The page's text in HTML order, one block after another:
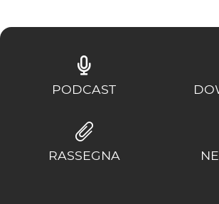
PODCAST
RASSEGNA